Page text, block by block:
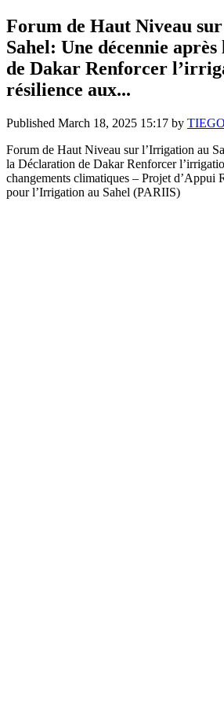
Forum de Haut Niveau
Sahel: Une décennie
de Dakar Renforcer
résilience aux...
Published March 18, 2025 15:17 by
Forum de Haut Niveau sur l’Irrigation au
la Déclaration de Dakar Renforcer
changements climatiques – Projet d’Appui
pour l’Irrigation au Sahel (PARIIS)